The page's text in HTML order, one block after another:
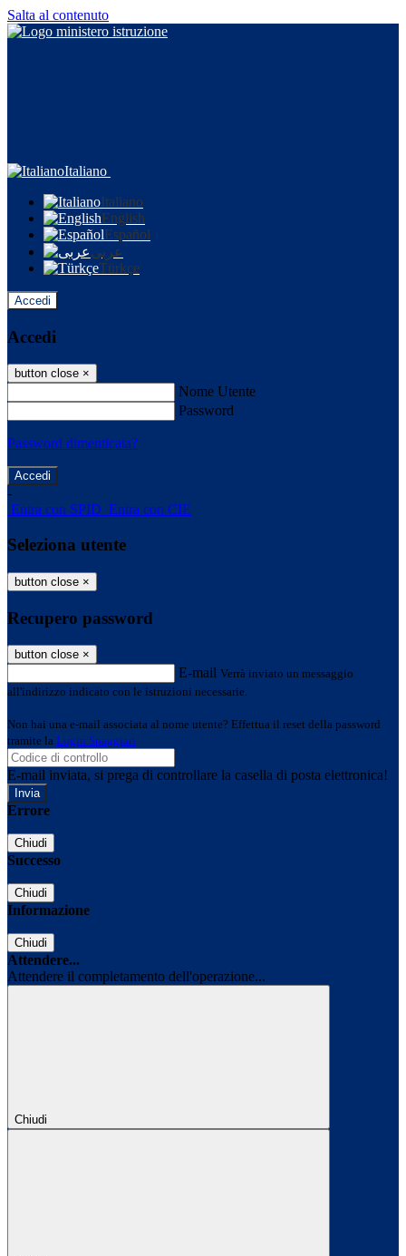
Salta al contenuto
Italiano
Italiano
English
Español
عربى
Türkçe
Accedi
Accedi
button close ×
Nome Utente
Password
Password dimenticata?
-
Entra con SPID Entra con CIE
Seleziona utente
button close ×
Recupero password
button close ×
E-mail Verrà inviato un messaggio
all'indirizzo indicato con le istruzioni necessarie.
Non hai una e-mail associata al nome utente? Effettua il reset della password
tramite la Login Spaggiari
E-mail inviata, si prega di controllare la casella di posta elettronica!
Errore
Chiudi
Successo
Chiudi
Informazione
Chiudi
Attendere...
Attendere il completamento dell'operazione...
Chiudi